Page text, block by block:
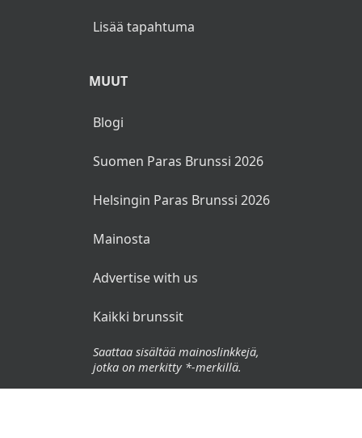
Lisää tapahtuma
MUUT
Blogi
Suomen Paras Brunssi 2026
Helsingin Paras Brunssi 2026
Mainosta
Advertise with us
Kaikki brunssit
Saattaa sisältää mainoslinkkejä,
jotka on merkitty *-merkillä.